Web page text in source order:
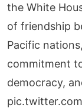
the White
of friendship
Pacific
commitment
democracy,